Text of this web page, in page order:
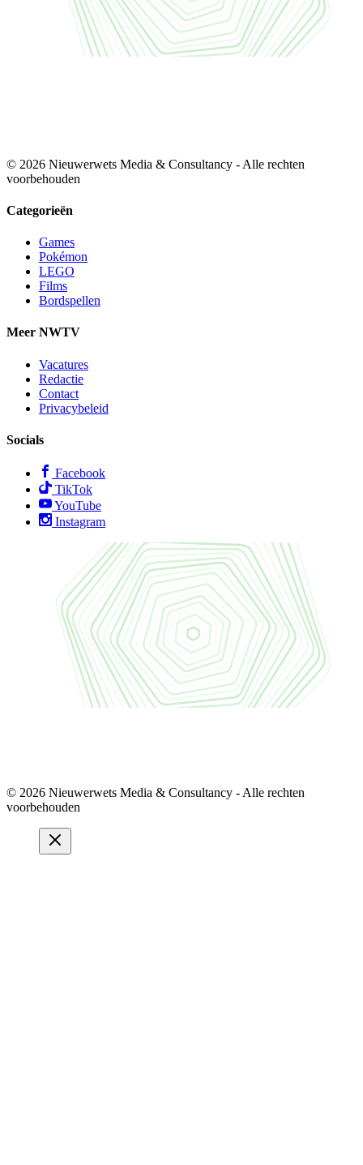
© 2026 Nieuwerwets Media & Consultancy - Alle rechten
voorbehouden
Categorieën
Games
Pokémon
LEGO
Films
Bordspellen
Meer NWTV
Vacatures
Redactie
Contact
Privacybeleid
Socials
Facebook
TikTok
YouTube
Instagram
© 2026 Nieuwerwets Media & Consultancy - Alle rechten
voorbehouden